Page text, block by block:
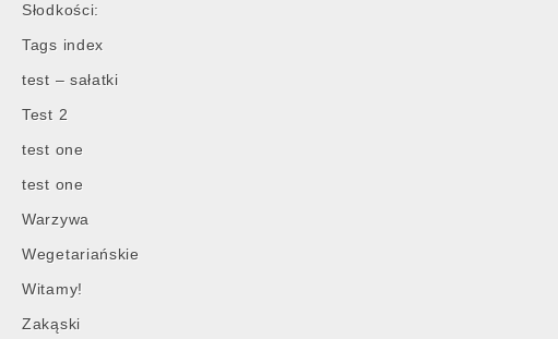
Słodkości:
Tags index
test – sałatki
Test 2
test one
test one
Warzywa
Wegetariańskie
Witamy!
Zakąski